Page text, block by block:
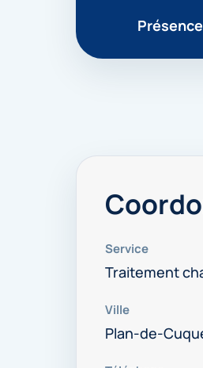
Service
Traitement
Ville
Plan-de-